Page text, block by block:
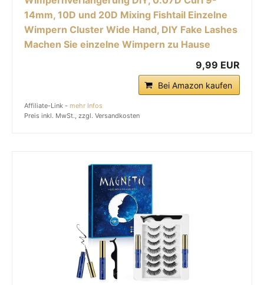
14mm, 10D und 20D Mixing Fishtail Einzelne
Wimpern Cluster Wide Hand, DIY Fake Lashes
Machen Sie einzelne Wimpern zu Hause
9,99 EUR
Bei Amazon kaufen
Affiliate-Link - mehr Infos
Preis inkl. MwSt., zzgl. Versandkosten